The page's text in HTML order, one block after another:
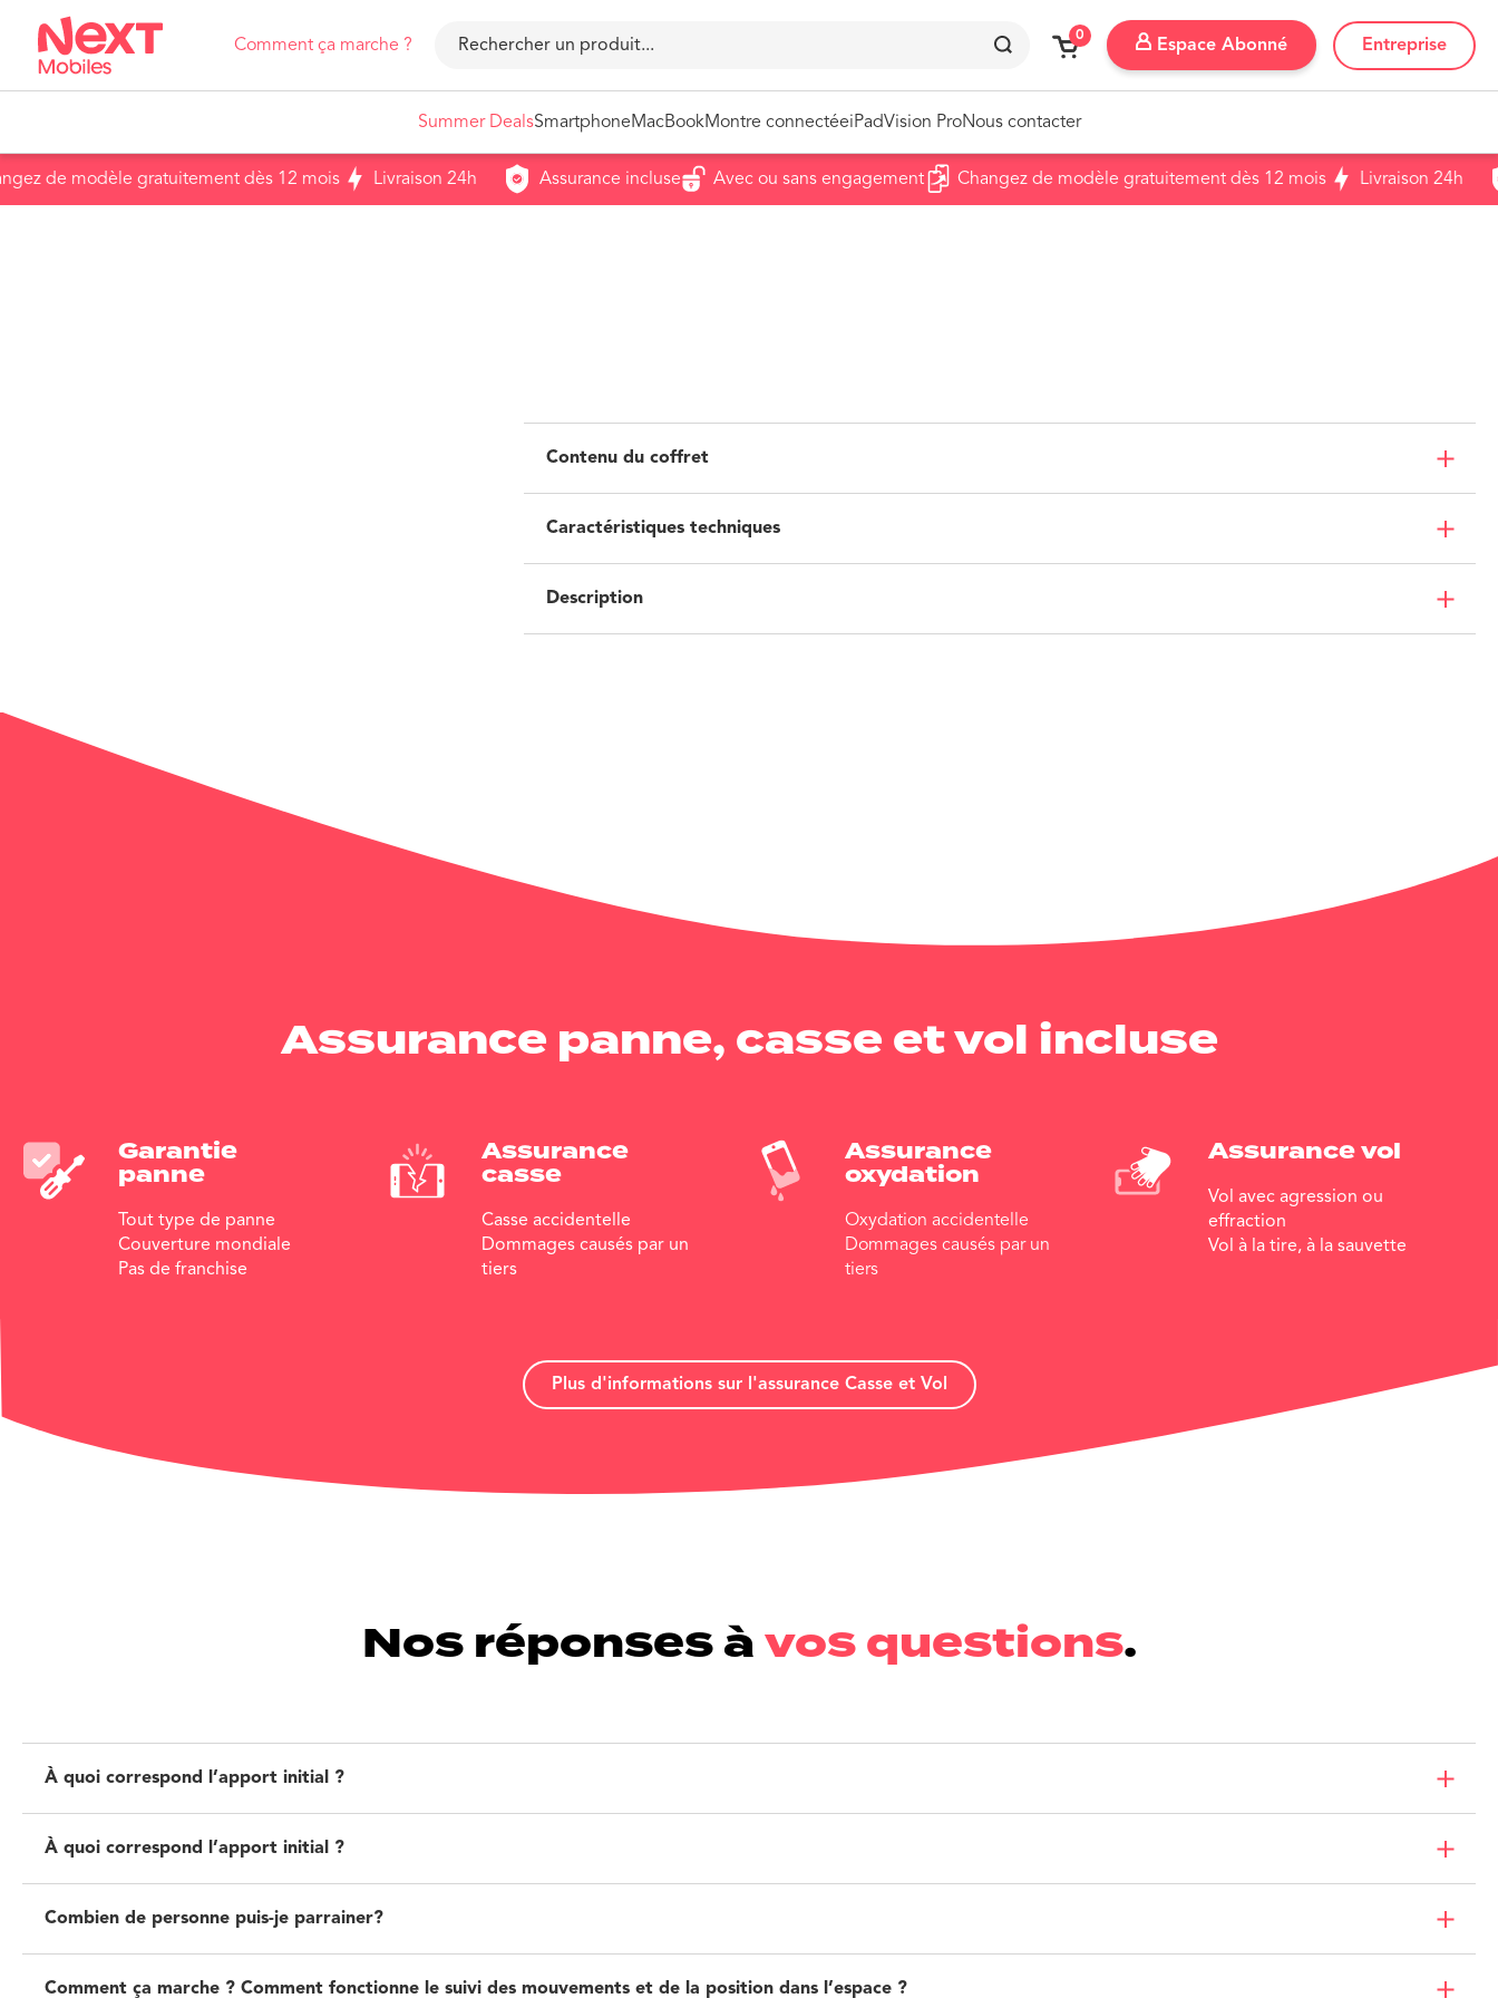
Comment ça marche ?
0
Espace Abonné Entreprise
Summer DealsSmartphone
Smartphones Nos meilleures ventes Déjà client ?
MacBookMontre connectéeiPadVision ProNous contacter
de modèle gratuitement dès 12 mois Livraison 24h Assurance incluse Avec ou sans engagement Changez de modèle gratuitement dès 12 mois Livraison 24h
Contenu du coffret
Caractéristiques techniques
Description
Assurance panne, casse et vol incluse
Garantie
panne
Tout type de panne
Couverture mondiale
Pas de franchise
Assurance
casse
Casse accidentelle
Dommages causés par un
tiers
Assurance
oxydation
Oxydation accidentelle
Dommages causés par un
tiers
Assurance vol
Vol avec agression ou
effraction
Vol à la tire, à la sauvette
Plus d'informations sur l'assurance Casse et Vol
Nos réponses à vos questions.
À quoi correspond l’apport initial ?
À quoi correspond l’apport initial ?
Combien de personne puis-je parrainer?
Comment ça marche ? Comment fonctionne le suivi des mouvements et de la position dans l’espace ?